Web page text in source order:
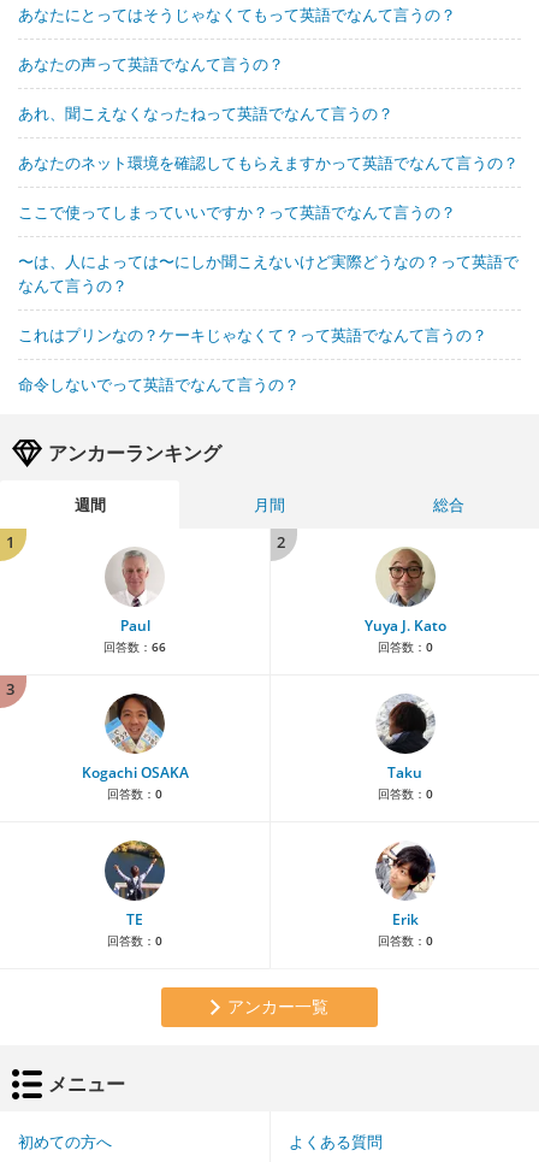
あなたにとってはそうじゃなくてもって英語でなんて言うの？
あなたの声って英語でなんて言うの？
あれ、聞こえなくなったねって英語でなんて言うの？
あなたのネット環境を確認してもらえますかって英語でなんて言うの？
ここで使ってしまっていいですか？って英語でなんて言うの？
〜は、人によっては〜にしか聞こえないけど実際どうなの？って英語で
なんて言うの？
これはプリンなの？ケーキじゃなくて？って英語でなんて言うの？
命令しないでって英語でなんて言うの？
アンカーランキング
週間 月間
総合
1
Paul
回答数： 66
2
Yuya J. Kato
回答数： 0
3
Kogachi OSAKA
回答数： 0
Taku
回答数： 0
TE
回答数： 0
Erik
回答数： 0
アンカー一覧
メニュー
初めての方へ よくある質問